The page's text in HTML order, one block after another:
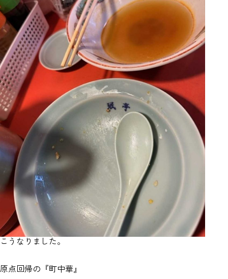
こうなりました。
原点回帰の『町中華』